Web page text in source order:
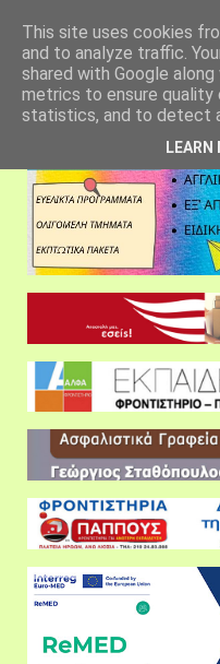
This site uses cookies
and to analyze traffic.
shared with Google
metrics to ensure quality
statistics, and to detect
LEARN